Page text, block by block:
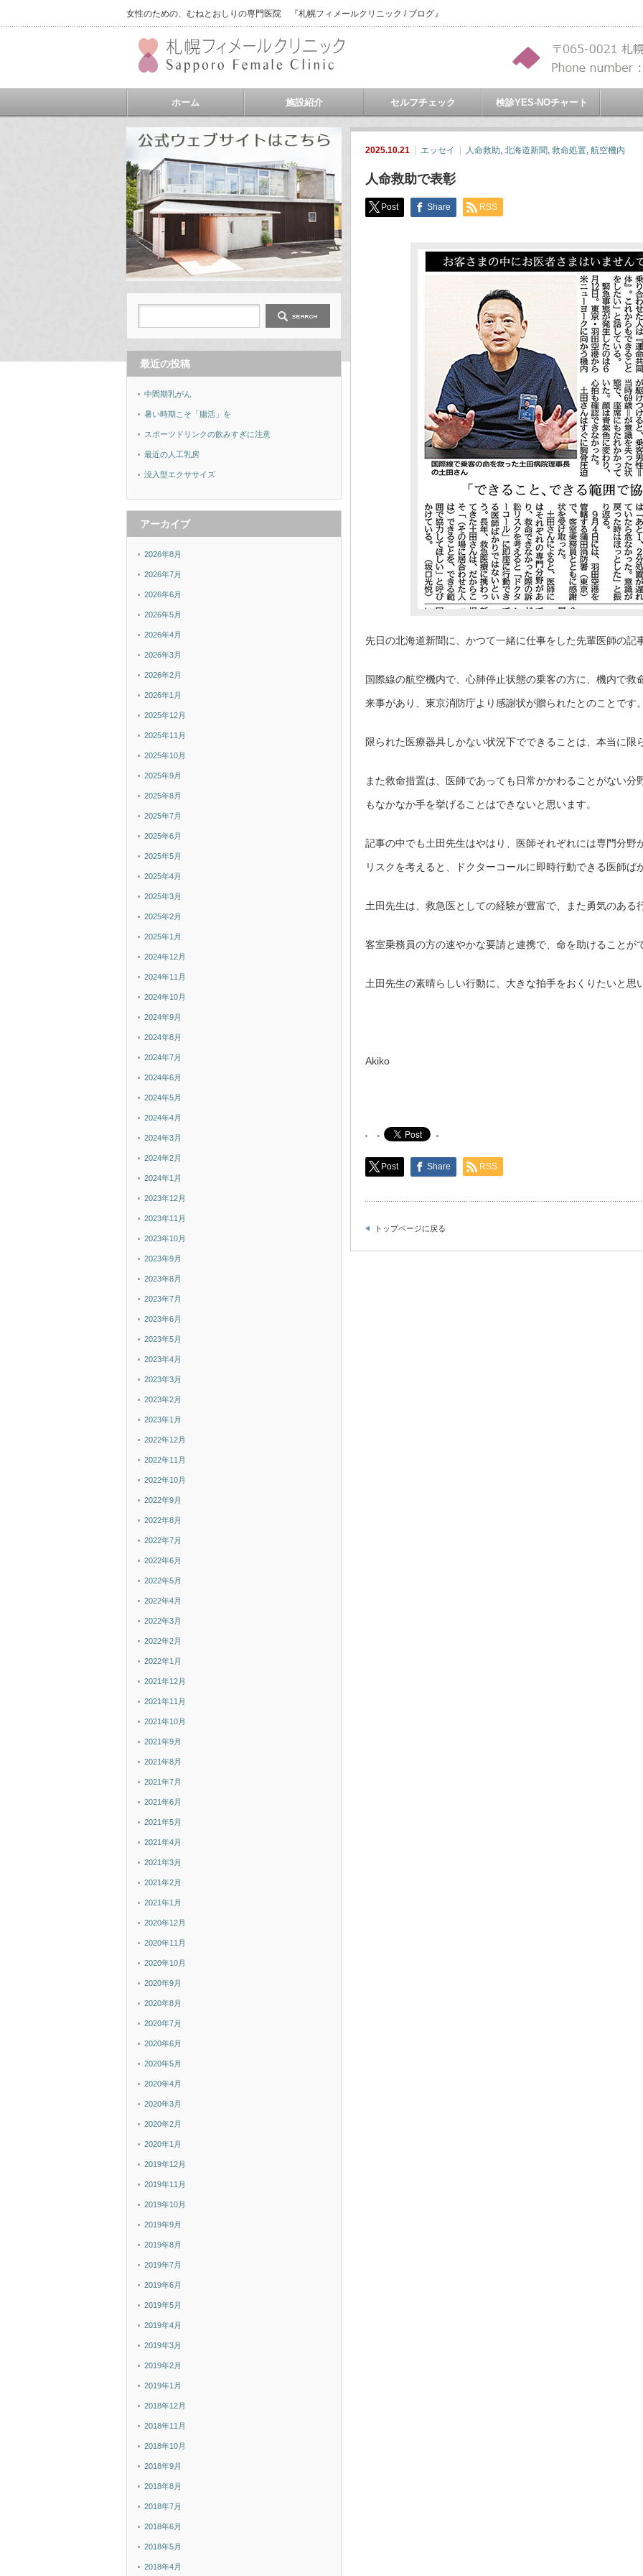
女性のための、むねとおしりの専門医院 『札幌フィメールクリニック / ブログ』
ホーム 施設紹介 セルフチェック 検診YES-NOチャート
2025.10.21 エッセイ 人命救助, 北海道新聞, 救命処置, 航空機内
人命救助で表彰
Post Share RSS
先日の北海道新聞に、かつて一緒に仕事をした先輩医師の記
国際線の航空機内で、心肺停止状態の乗客の方に、機内で
来事があり、東京消防庁より感謝状が贈られたとのことです
限られた医療器具しかない状況下でできることは、本当に限
また救命措置は、医師であっても日常かかわることがない
もなかなか手を挙げることはできないと思います。
記事の中でも土田先生はやはり、医師それぞれには専門分野
リスクを考えると、ドクターコールに即時行動できる医師
土田先生は、救急医としての経験が豊富で、また勇気のある
客室乗務員の方の速やかな要請と連携で、命を助けることが
土田先生の素晴らしい行動に、大きな拍手をおくりたいと思
Akiko
Post Share RSS
トップページに戻る
最近の投稿
中間期乳がん
暑い時期こそ「腸活」を
スポーツドリンクの飲みすぎに注意
最近の人工乳房
没入型エクササイズ
アーカイブ
2026年8月
2026年7月
2026年6月
2026年5月
2026年4月
2026年3月
2026年2月
2026年1月
2025年12月
2025年11月
2025年10月
2025年9月
2025年8月
2025年7月
2025年6月
2025年5月
2025年4月
2025年3月
2025年2月
2025年1月
2024年12月
2024年11月
2024年10月
2024年9月
2024年8月
2024年7月
2024年6月
2024年5月
2024年4月
2024年3月
2024年2月
2024年1月
2023年12月
2023年11月
2023年10月
2023年9月
2023年8月
2023年7月
2023年6月
2023年5月
2023年4月
2023年3月
2023年2月
2023年1月
2022年12月
2022年11月
2022年10月
2022年9月
2022年8月
2022年7月
2022年6月
2022年5月
2022年4月
2022年3月
2022年2月
2022年1月
2021年12月
2021年11月
2021年10月
2021年9月
2021年8月
2021年7月
2021年6月
2021年5月
2021年4月
2021年3月
2021年2月
2021年1月
2020年12月
2020年11月
2020年10月
2020年9月
2020年8月
2020年7月
2020年6月
2020年5月
2020年4月
2020年3月
2020年2月
2020年1月
2019年12月
2019年11月
2019年10月
2019年9月
2019年8月
2019年7月
2019年6月
2019年5月
2019年4月
2019年3月
2019年2月
2019年1月
2018年12月
2018年11月
2018年10月
2018年9月
2018年8月
2018年7月
2018年6月
2018年5月
2018年4月